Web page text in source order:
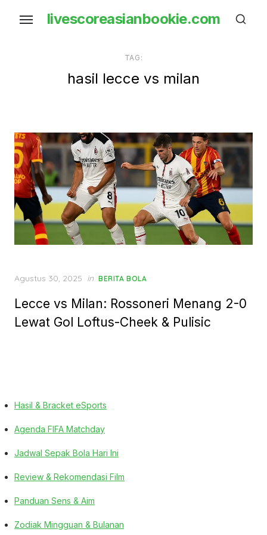
livescoreasianbookie.com
TAG:
hasil lecce vs milan
Posted
Agustus 30, 2025 in BERITA BOLA
Lecce vs Milan: Rossoneri Menang 2-0
Lewat Gol Loftus-Cheek & Pulisic
Hasil & Bracket eSports
Agenda FIFA Matchday
Jadwal Sepak Bola Hari Ini
Review & Rekomendasi Film
Panduan Sens & Aim
Zodiak Mingguan & Bulanan